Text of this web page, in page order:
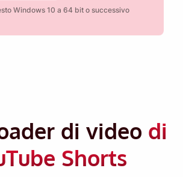
Windows 10 a 64 bit o successivo
di video di
Shorts